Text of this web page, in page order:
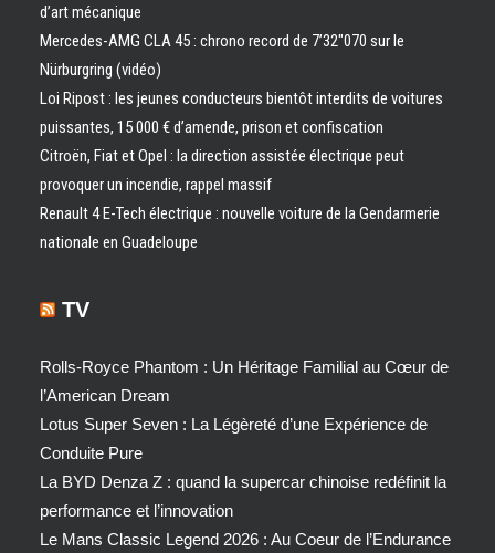
d’art mécanique
Mercedes-AMG CLA 45 : chrono record de 7’32″070 sur le
Nürburgring (vidéo)
Loi Ripost : les jeunes conducteurs bientôt interdits de voitures
puissantes, 15 000 € d’amende, prison et confiscation
Citroën, Fiat et Opel : la direction assistée électrique peut
provoquer un incendie, rappel massif
Renault 4 E-Tech électrique : nouvelle voiture de la Gendarmerie
nationale en Guadeloupe
TV
Rolls-Royce Phantom : Un Héritage Familial au Cœur de
l’American Dream
Lotus Super Seven : La Légèreté d’une Expérience de
Conduite Pure
La BYD Denza Z : quand la supercar chinoise redéfinit la
performance et l’innovation
Le Mans Classic Legend 2026 : Au Coeur de l’Endurance